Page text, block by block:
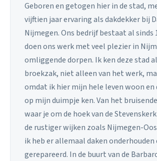
Geboren en getogen hier in de stad,
vijftien jaar ervaring als dakdekker bij
Nijmegen. Ons bedrijf bestaat al sinds
doen ons werk met veel plezier in
omliggende dorpen. Ik ken deze stad
broekzak, niet alleen van het werk,
omdat ik hier mijn hele leven woon en
op mijn duimpje ken. Van het
waar je om de hoek van de
de rustiger wijken zoals Nijmegen-
ik heb er allemaal daken onderhouden
gerepareerd. In de buurt van de